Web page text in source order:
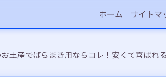
ホーム サイトマ
土産でばらまき用ならコレ！安くて喜ばれ